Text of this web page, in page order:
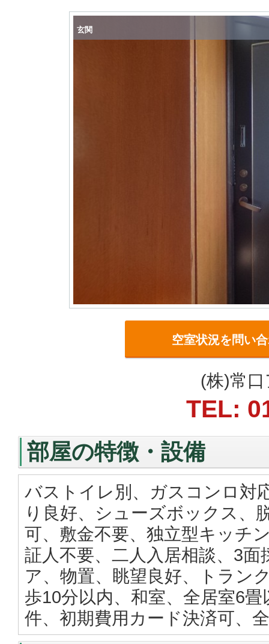
空室状況を問い
(株)常
TEL:
部屋の特徴・設備
バストイレ別、ガスコンロ対
り良好、シューズボックス、
可、敷金不要、独立型キッチ
証人不要、二人入居相談、3
ア、物置、眺望良好、トラン
歩10分以内、和室、全居室6
件、初期費用カード決済可、